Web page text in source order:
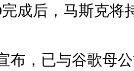
成后，马斯克将
布，已与谷歌母